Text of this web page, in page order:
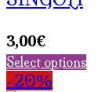
3,00€
Select options
-20%